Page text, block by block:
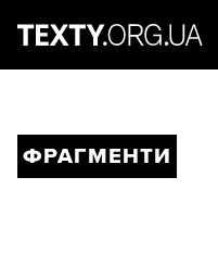
ФРАГМЕНТИ